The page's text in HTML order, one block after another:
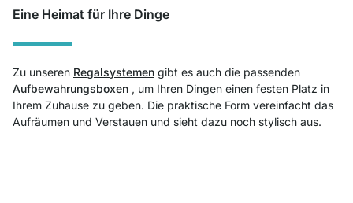
Eine Heimat für Ihre Dinge
Zu unseren Regalsystemen gibt es auch die passenden
Aufbewahrungsboxen , um Ihren Dingen einen festen Platz in
Ihrem Zuhause zu geben. Die praktische Form vereinfacht das
Aufräumen und Verstauen und sieht dazu noch stylisch aus.